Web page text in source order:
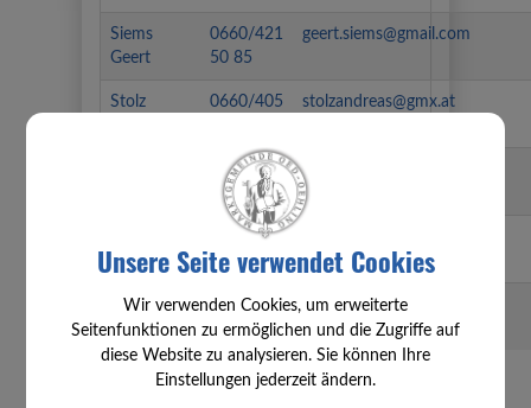
Siems
Geert
0660/421
50 85
geert.siems@gmail.com
Stolz
0660/405
stolzandreas@gmx.at
0664/431
82 96
stefan.ueblacker@ff-oed.at
Karl
0660/706
22 93
Zeiner
Reinhard
0660/257
66 58
zeiner.reinhard@cnc.at
Unsere Seite verwendet Cookies
Wir verwenden Cookies, um erweiterte
Seitenfunktionen zu ermöglichen und die Zugriffe auf
diese Website zu analysieren. Sie können Ihre
Einstellungen jederzeit ändern.